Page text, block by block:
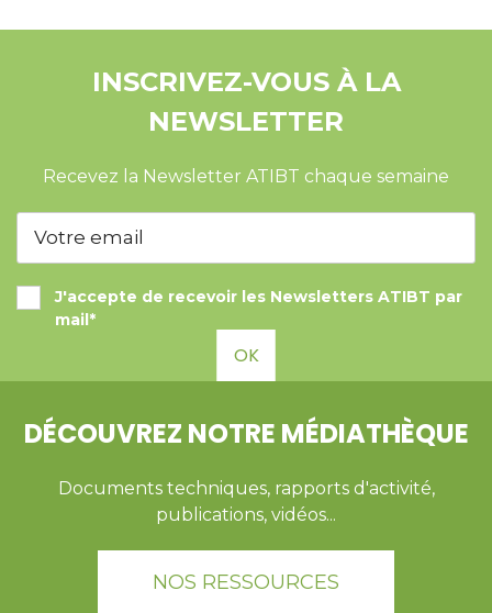
INSCRIVEZ-VOUS À LA
NEWSLETTER
Recevez la Newsletter ATIBT chaque semaine
J'accepte de recevoir les Newsletters ATIBT par
mail*
OK
DÉCOUVREZ NOTRE MÉDIATHÈQUE
Documents techniques, rapports d'activité,
publications, vidéos...
NOS RESSOURCES